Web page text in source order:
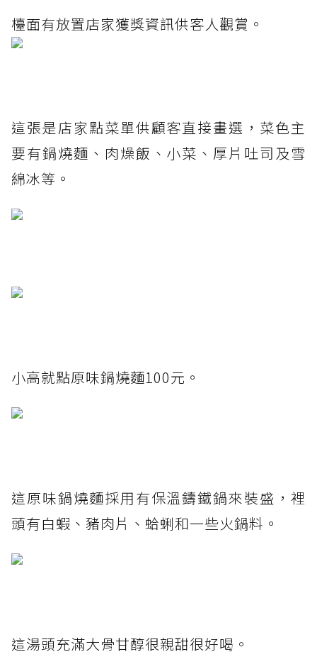
檯面有放置店家獲獎資訊供客人觀賞。
這張是店家點菜單供顧客直接畫選，菜色主
要有鍋燒麵、肉燥飯、小菜、厚片吐司及雪
綿冰等。
小高就點原味鍋燒麵100元。
這原味鍋燒麵採用有保溫鑄鐵鍋來裝盛，裡
頭有白蝦、豬肉片、蛤蜊和一些火鍋料。
這湯頭充滿大骨甘醇很親甜很好喝。